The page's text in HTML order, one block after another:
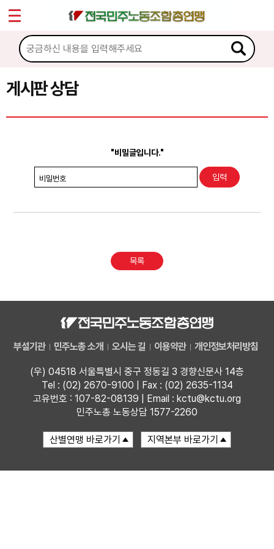
게시판 상담
"비밀글입니다."
비밀번호
목록
부설기관 민주노총 소개 오시는 길 이용약관 개인정보처리방침
(우) 04518 서울특별시 중구 정동길 3 경향신문사 14층
Tel : (02) 2670-9100 | Fax : (02) 2635-1134
고유번호 : 107-82-08139 | Email : kctu@kctu.org
민주노총 노동상담 1577-2260
마이페이지
소개
소식
노동상담
권리찾기수첩 검색
찾아보기
Sketchbook5, 스케치북5
Sketchbook5, 스케치북5